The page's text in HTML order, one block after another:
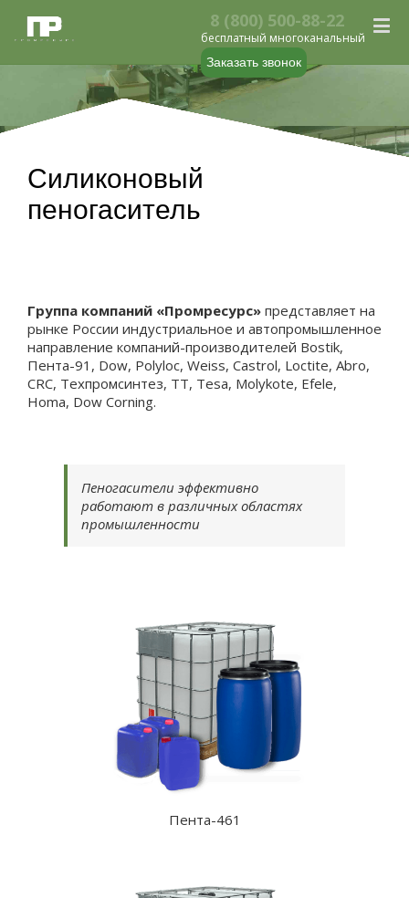
Заказать звонок
8 (800) 500-88-22
бесплатный многоканальный
Силиконовый
пеногаситель
Группа компаний «Промресурс» представляет на
рынке России индустриальное и автопромышленное
направление компаний-производителей Bostik,
Пента-91, Dow, Polyloc, Weiss, Castrol, Loctite, Abro,
CRC, Техпромсинтез, TT, Tesa, Molykote, Efele,
Homa, Dow Corning.
Пеногасители эффективно
работают в различных областях
промышленности
Пента-461